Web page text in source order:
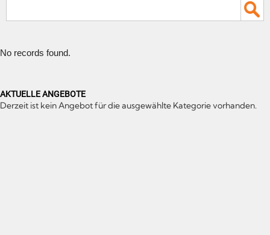
No records found.
AKTUELLE ANGEBOTE
Derzeit ist kein Angebot für die ausgewählte Kategorie vorhanden.